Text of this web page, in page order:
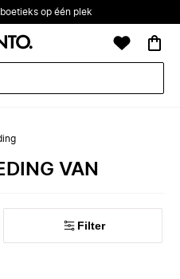
op één plek
VAN
Filter